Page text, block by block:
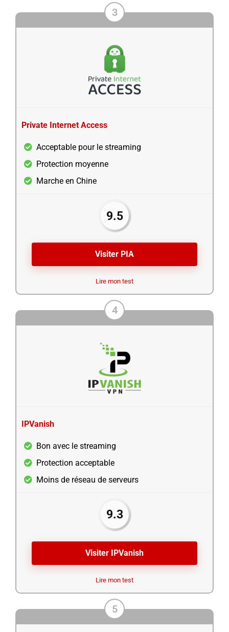
3
Private Internet Access
Acceptable pour le streaming
Protection moyenne
Marche en Chine
9.5
Visiter PIA
Lire mon test
4
IPVanish
Bon avec le streaming
Protection acceptable
Moins de réseau de serveurs
9.3
Visiter IPVanish
Lire mon test
5